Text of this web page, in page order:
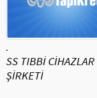
.
SS TIBBİ
ŞİRKETİ